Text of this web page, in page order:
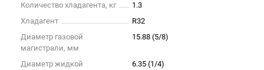
Количество хладагента, кг
1.3
Хладагент
R32
Диаметр газовой
магистрали, мм
15.88 (5/8)
Диаметр жидкой
6.35 (1/4)